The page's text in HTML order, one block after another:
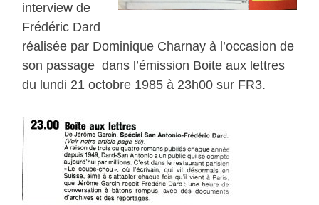
interview de
Frédéric Dard
réalisée par Dominique Charnay à l’occasion de
son passage dans l’émission Boite aux lettres
du lundi 21 octobre 1985 à 23h00 sur FR3.